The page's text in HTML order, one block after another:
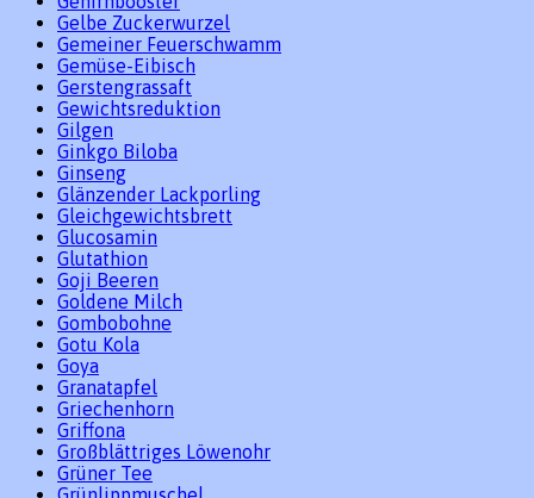
Gelbe Zuckerwurzel
Gemeiner Feuerschwamm
Gemüse-Eibisch
Gerstengrassaft
Gewichtsreduktion
Gilgen
Ginkgo Biloba
Ginseng
Glänzender Lackporling
Gleichgewichtsbrett
Glucosamin
Glutathion
Goji Beeren
Goldene Milch
Gombobohne
Gotu Kola
Goya
Granatapfel
Griechenhorn
Griffona
Großblättriges Löwenohr
Grüner Tee